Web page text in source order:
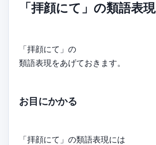
「拝顔にて」の類語表現
「拝顔にて」の
類語表現をあげておきます。
お目にかかる
「拝顔にて」の類語表現には